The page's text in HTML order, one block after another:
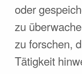
oder
zu
zu forschen,
Tätigkeit